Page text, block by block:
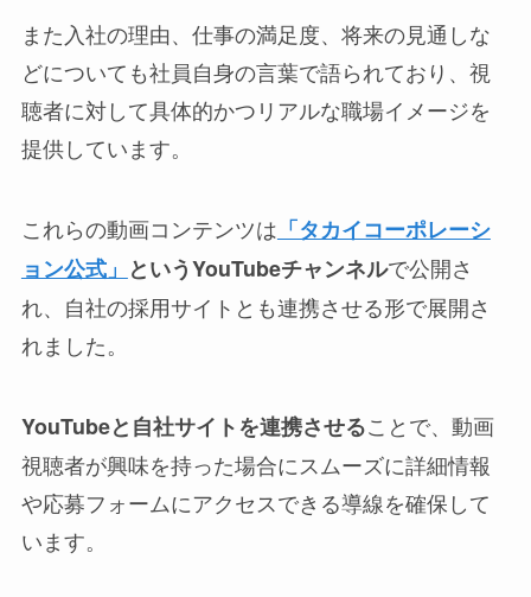
また入社の理由、仕事の満足度、将来の見通しな
どについても社員自身の言葉で語られており、視
聴者に対して具体的かつリアルな職場イメージを
提供しています。
これらの動画コンテンツは 「タカイコーポレーシ
ョン公式」 というYouTubeチャンネルで公開さ
れ、自社の採用サイトとも連携させる形で展開さ
れました。
YouTubeと自社サイトを連携させることで、動画
視聴者が興味を持った場合にスムーズに詳細情報
や応募フォームにアクセスできる導線を確保して
います。